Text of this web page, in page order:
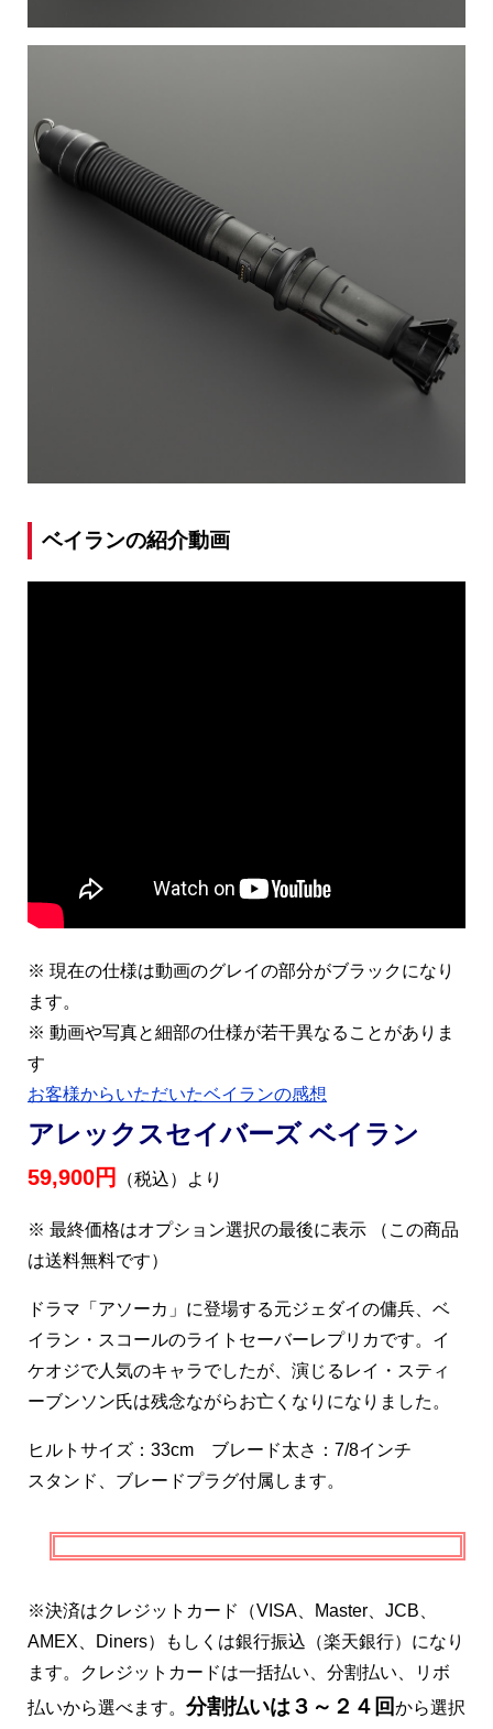
ベイランの紹介動画
※ 現在の仕様は動画のグレイの部分がブラックになり
ます。
※ 動画や写真と細部の仕様が若干異なることがありま
す
お客様からいただいたベイランの感想
アレックスセイバーズ ベイラン
59,900円 （税込）より
※ 最終価格はオプション選択の最後に表示 （この商品
は送料無料です）
ドラマ「アソーカ」に登場する元ジェダイの傭兵、ベ
イラン・スコールのライトセーバーレプリカです。イ
ケオジで人気のキャラでしたが、演じるレイ・スティ
ーブンソン氏は残念ながらお亡くなりになりました。
ヒルトサイズ：33cm ブレード太さ：7/8インチ
スタンド、ブレードプラグ付属します。
※決済はクレジットカード（VISA、Master、JCB、
AMEX、Diners）もしくは銀行振込（楽天銀行）になり
ます。クレジットカードは一括払い、分割払い、リボ
払いから選べます。 分割払いは３～２４回から選択